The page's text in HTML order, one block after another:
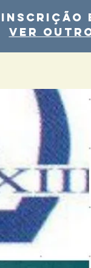
inscrição
Ver